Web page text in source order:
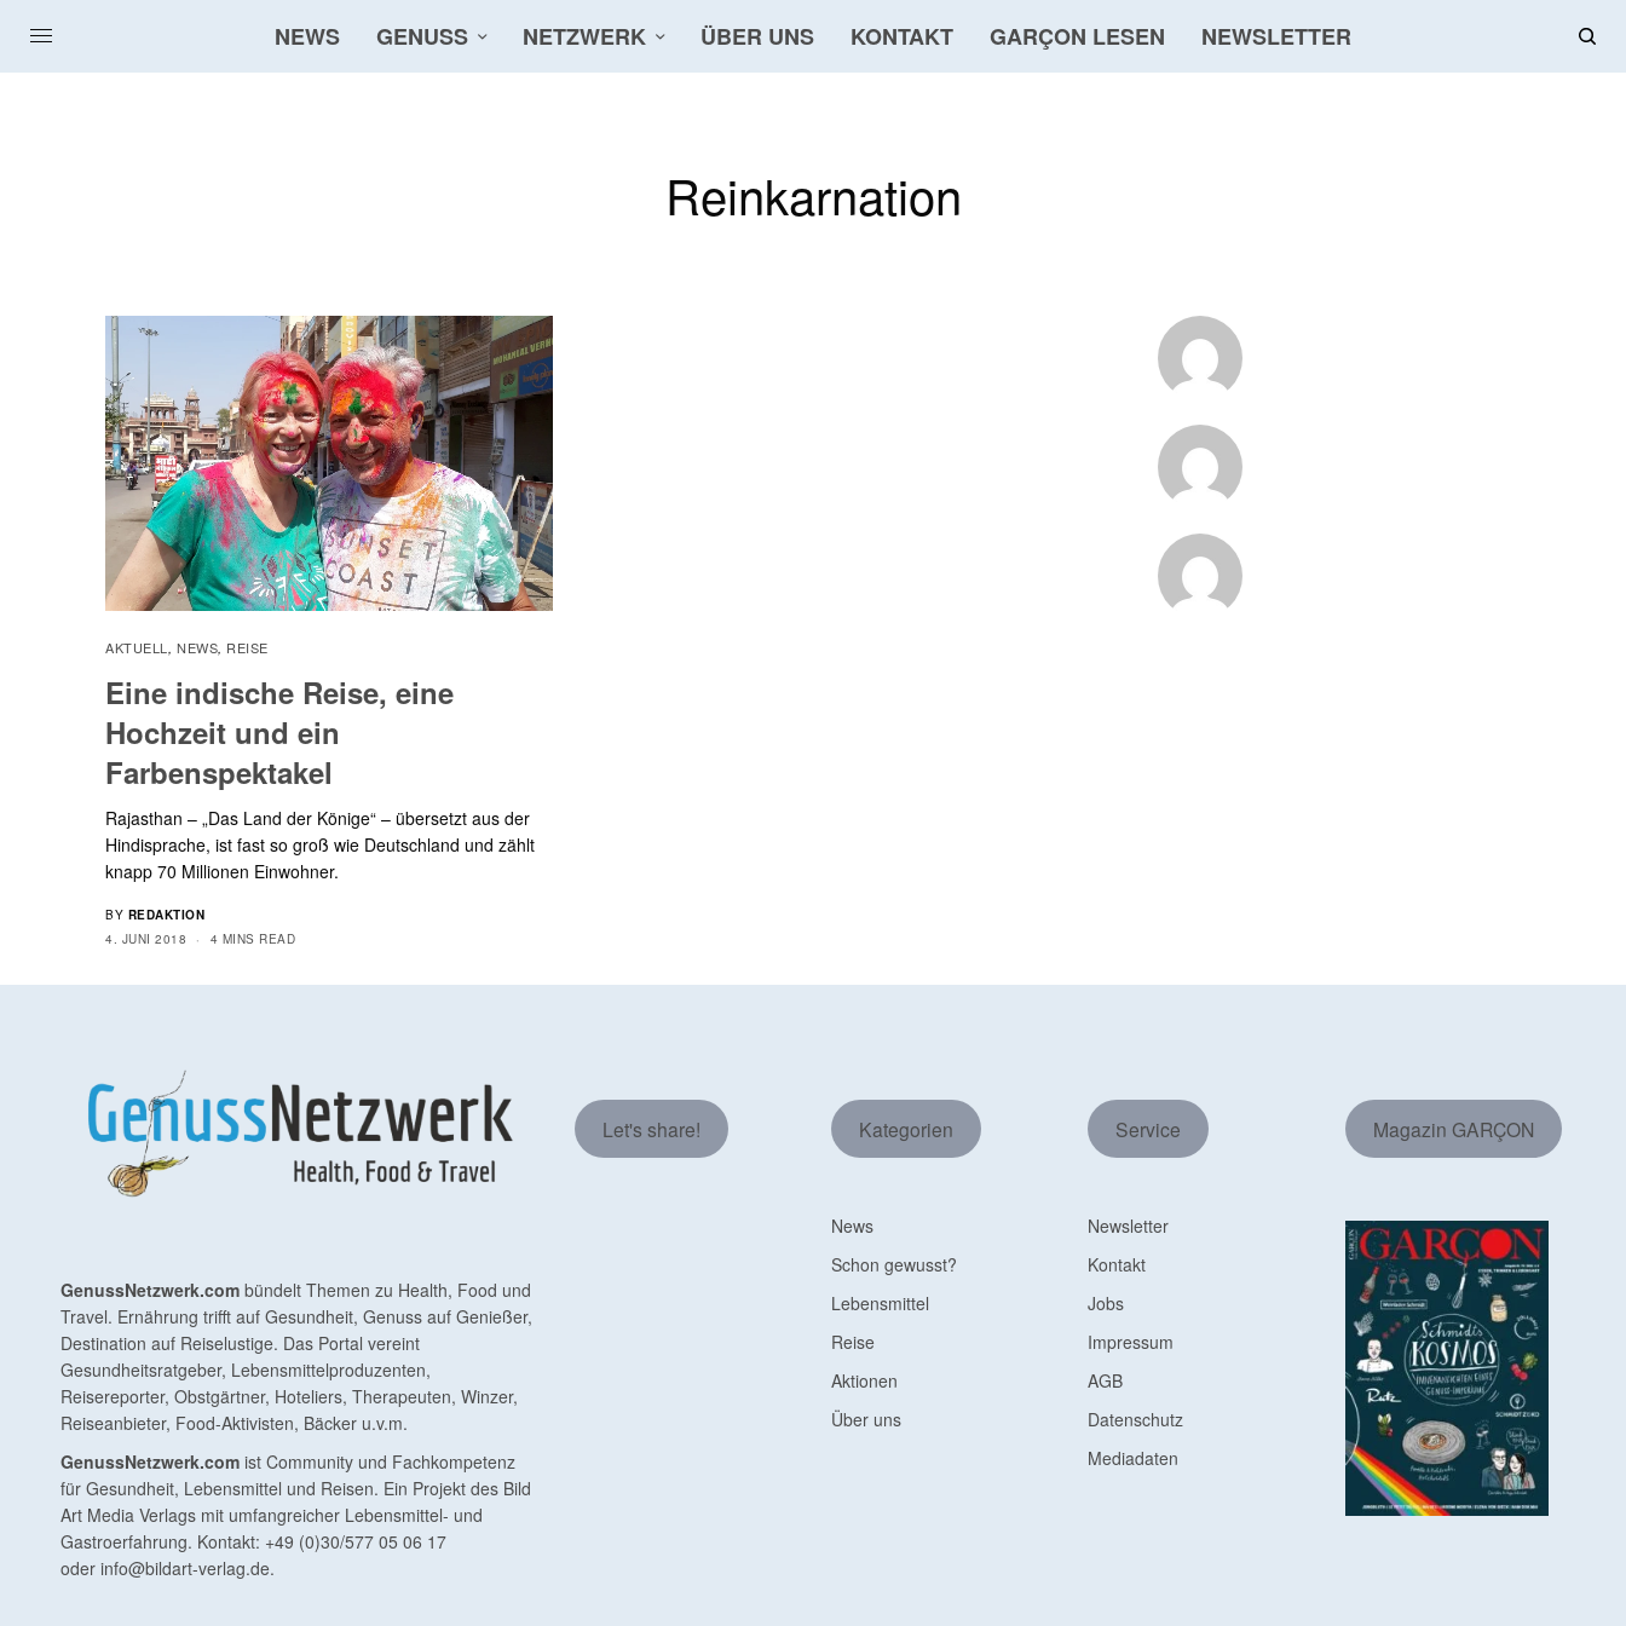
NEWS GENUSS NETZWERK ÜBER UNS KONTAKT GARÇON LESEN NEWSLETTER
Reinkarnation
AKTUELL , NEWS, REISE
Eine indische Reise, eine
Hochzeit und ein
Farbenspektakel
Rajasthan – „Das Land der Könige“ – übersetzt aus der
Hindisprache, ist fast so groß wie Deutschland und zählt
knapp 70 Millionen Einwohner.
BY REDAKTION
4. JUNI 2018
4 MINS READ
GenussNetzwerk.com bündelt Themen zu Health, Food und
Travel. Ernährung trifft auf Gesundheit, Genuss auf Genießer,
Destination auf Reiselustige. Das Portal vereint
Gesundheitsratgeber, Lebensmittelproduzenten,
Reisereporter, Obstgärtner, Hoteliers, Therapeuten, Winzer,
Reiseanbieter, Food-Aktivisten, Bäcker u.v.m.
GenussNetzwerk.com ist Community und Fachkompetenz
für Gesundheit, Lebensmittel und Reisen. Ein Projekt des Bild
Art Media Verlags mit umfangreicher Lebensmittel- und
Gastroerfahrung. Kontakt: +49 (0)30/577 05 06 17
oder info@bildart-verlag.de.
Let's share! Kategorien
News
Schon gewusst?
Lebensmittel
Reise
Aktionen
Über uns
Service
Newsletter
Kontakt
Jobs
Impressum
AGB
Datenschutz
Mediadaten
Magazin GARÇON